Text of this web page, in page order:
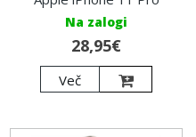
Na zalogi
28,95€
Več